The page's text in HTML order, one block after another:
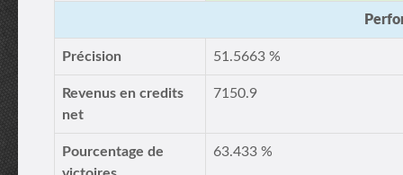
Précision 51.5663 %
Revenus en credits
net
7150.9
Pourcentage de
63.433 %